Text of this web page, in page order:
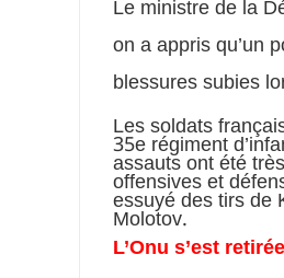
on a appris qu’un
blessures subies
Les soldats
35e régiment
assauts ont été
offensives et
essuyé des tirs de
Molotov.
L’Onu s’est